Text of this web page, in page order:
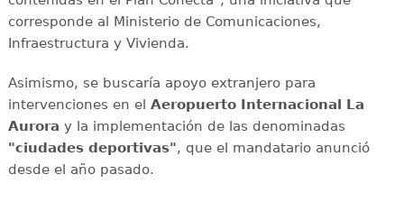
corresponde al Ministerio de Comunicaciones,
Infraestructura y Vivienda.
Asimismo, se buscaría apoyo extranjero para
intervenciones en el Aeropuerto Internacional La
Aurora y la implementación de las denominadas
"ciudades deportivas", que el mandatario anunció
desde el año pasado.